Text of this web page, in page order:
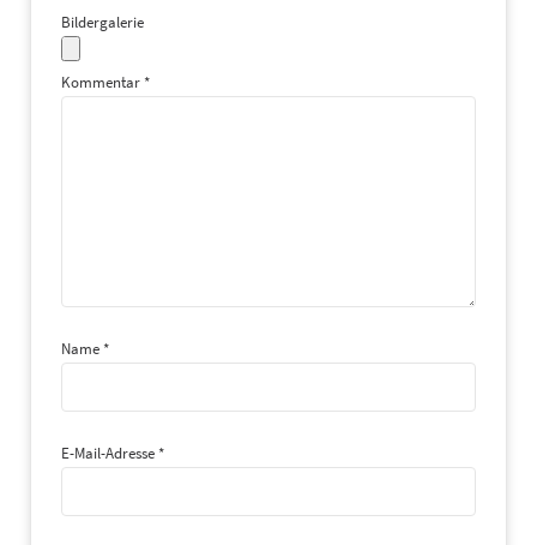
Bildergalerie
Kommentar *
Name *
E-Mail-Adresse *